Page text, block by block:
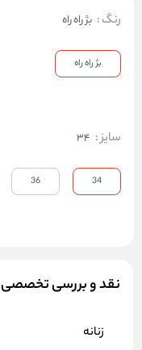
نقد و بررسی تخصصی
زنانه
رنگ: بژ راه راه
بژ راه راه
سایز:
34
34
36